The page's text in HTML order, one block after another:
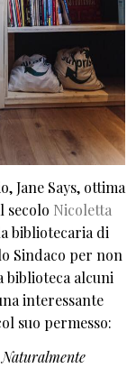
Jane Says, ottima
secolo Nicoletta
bibliotecaria di
Sindaco per non
biblioteca alcuni
interessante
suo permesso: